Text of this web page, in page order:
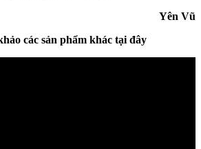
Yên Vũ
các sản phẩm khác tại đây